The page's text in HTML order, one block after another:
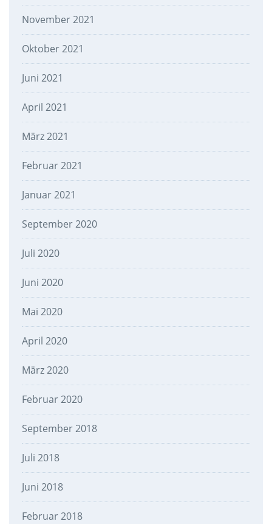
November 2021
Oktober 2021
Juni 2021
April 2021
März 2021
Februar 2021
Januar 2021
September 2020
Juli 2020
Juni 2020
Mai 2020
April 2020
März 2020
Februar 2020
September 2018
Juli 2018
Juni 2018
Februar 2018